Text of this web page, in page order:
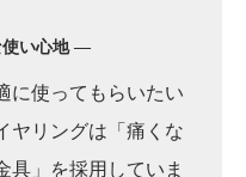
使い心地 ―
に使ってもらいたい
ヤリングは「痛くな
具」を採用していま